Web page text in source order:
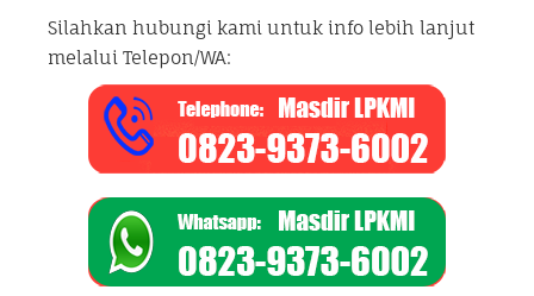
Silahkan hubungi kami untuk info lebih lanjut
melalui Telepon/WA: